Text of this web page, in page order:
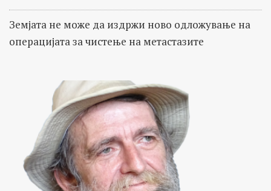
Земјата не може да издржи ново одложување на
операцијата за чистење на метастазите